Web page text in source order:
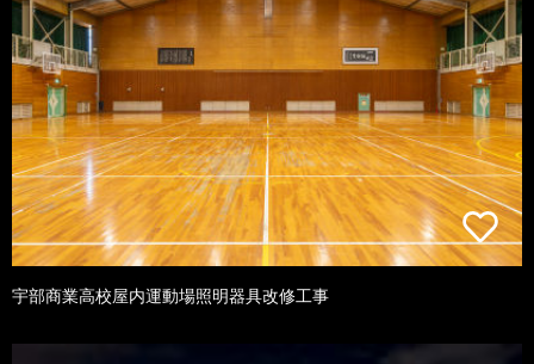
宇部商業高校屋内運動場照明器具改修工事